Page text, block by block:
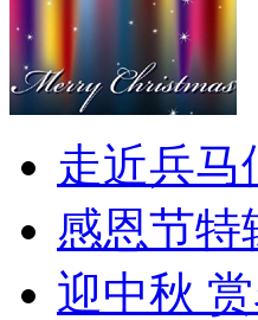
走近兵马
感恩节特
迎中秋